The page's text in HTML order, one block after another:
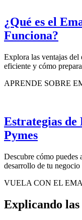
¿Qué es el
Funciona?
Explora las ventajas del
eficiente y cómo
APRENDE SOBRE
Estrategias
Pymes
Descubre cómo puedes
desarrollo de tu negocio
VUELA CON EL
Explicando